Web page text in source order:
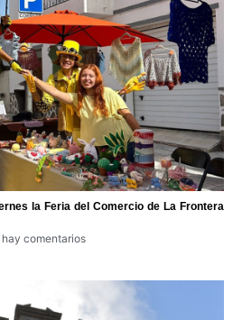
la Feria del Comercio de La Frontera
hay comentarios